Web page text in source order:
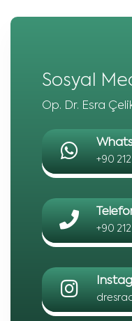
Sosyal
Op. Dr. Esra
+90 212
+90 212